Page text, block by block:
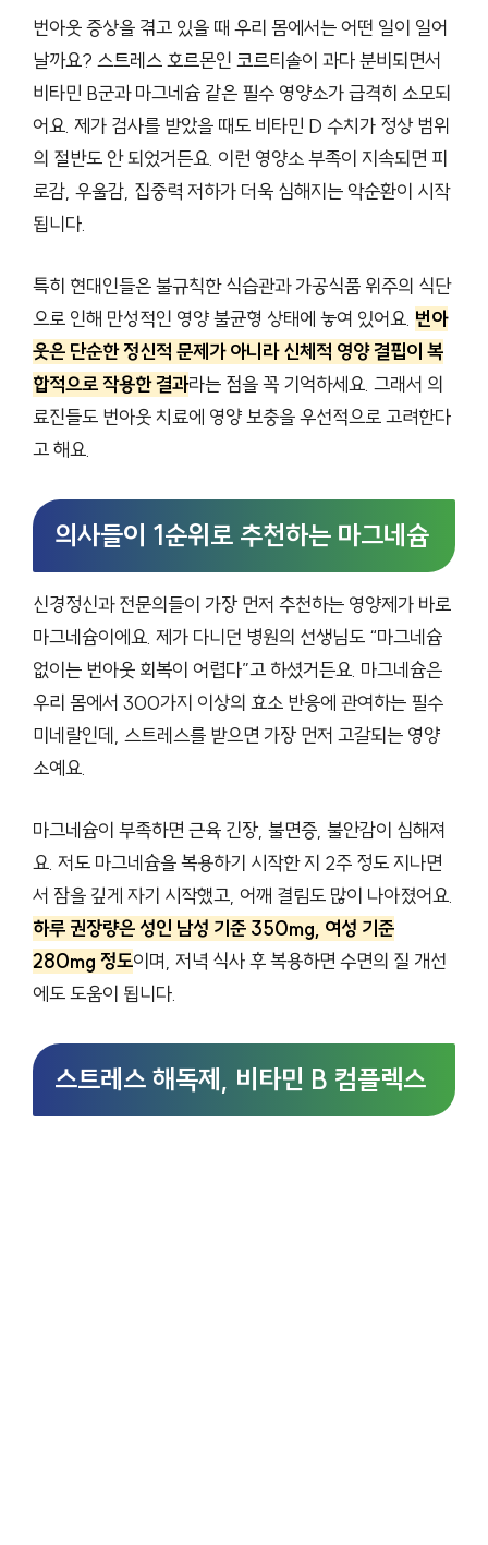
번아웃 증상을 겪고 있을 때 우리 몸에서는 어떤 일이 일어
날까요? 스트레스 호르몬인 코르티솔이 과다 분비되면서
비타민 B군과 마그네슘 같은 필수 영양소가 급격히 소모되
어요. 제가 검사를 받았을 때도 비타민 D 수치가 정상 범위
의 절반도 안 되었거든요. 이런 영양소 부족이 지속되면 피
로감, 우울감, 집중력 저하가 더욱 심해지는 악순환이 시작
됩니다.
특히 현대인들은 불규칙한 식습관과 가공식품 위주의 식단
으로 인해 만성적인 영양 불균형 상태에 놓여 있어요. 번아
웃은 단순한 정신적 문제가 아니라 신체적 영양 결핍이 복
합적으로 작용한 결과라는 점을 꼭 기억하세요. 그래서 의
료진들도 번아웃 치료에 영양 보충을 우선적으로 고려한다
고 해요.
의사들이 1순위로 추천하는 마그네슘
신경정신과 전문의들이 가장 먼저 추천하는 영양제가 바로
마그네슘이에요. 제가 다니던 병원의 선생님도 “마그네슘
없이는 번아웃 회복이 어렵다”고 하셨거든요. 마그네슘은
우리 몸에서 300가지 이상의 효소 반응에 관여하는 필수
미네랄인데, 스트레스를 받으면 가장 먼저 고갈되는 영양
소예요.
마그네슘이 부족하면 근육 긴장, 불면증, 불안감이 심해져
요. 저도 마그네슘을 복용하기 시작한 지 2주 정도 지나면
서 잠을 깊게 자기 시작했고, 어깨 결림도 많이 나아졌어요.
하루 권장량은 성인 남성 기준 350mg, 여성 기준
280mg 정도이며, 저녁 식사 후 복용하면 수면의 질 개선
에도 도움이 됩니다.
스트레스 해독제, 비타민 B 컴플렉스